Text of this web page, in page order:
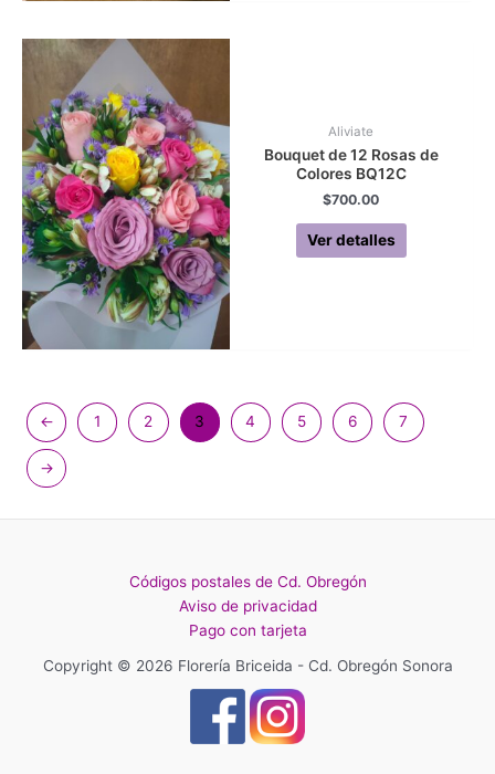
Aliviate
Bouquet de 12 Rosas de
Colores BQ12C
$700.00
Ver detalles
← 1 2 3 4 5 6 7
→
Códigos postales de Cd. Obregón
Aviso de privacidad
Pago con tarjeta
Copyright © 2026 Florería Briceida - Cd. Obregón Sonora